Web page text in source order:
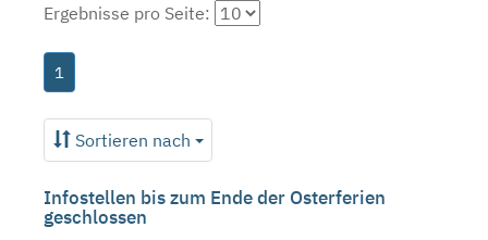
Ergebnisse pro Seite:
1
Sortieren nach
Infostellen bis zum Ende der Osterferien
geschlossen